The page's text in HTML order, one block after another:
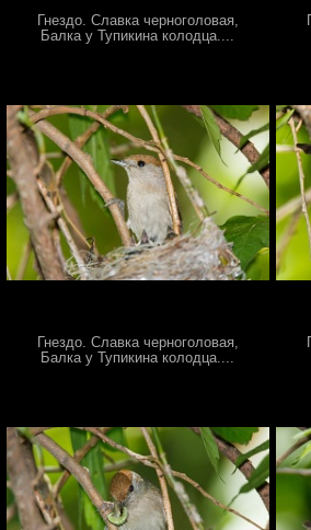
Гнездо. Славка черноголовая,
Балка у Тупикина колодца....
Гнездо. Славка черноголовая,
Балка у Тупикина колодца....